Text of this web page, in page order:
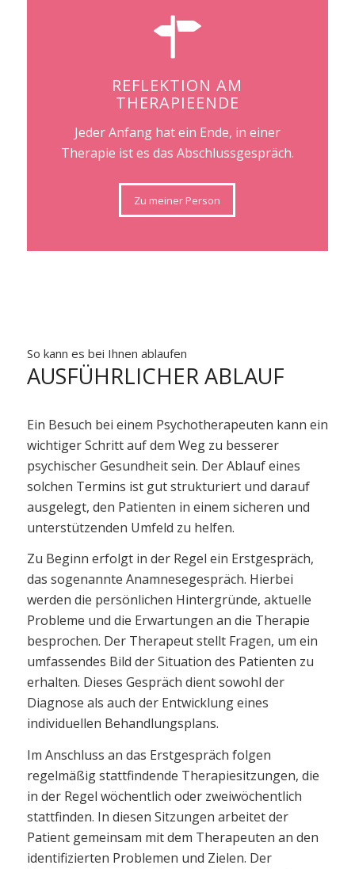
REFLEKTION AM
THERAPIEENDE
Jeder Anfang hat ein Ende, in einer
Therapie ist es das Abschlussgespräch.
Zu meiner Person
So kann es bei Ihnen ablaufen
AUSFÜHRLICHER ABLAUF
Ein Besuch bei einem Psychotherapeuten kann ein
wichtiger Schritt auf dem Weg zu besserer
psychischer Gesundheit sein. Der Ablauf eines
solchen Termins ist gut strukturiert und darauf
ausgelegt, den Patienten in einem sicheren und
unterstützenden Umfeld zu helfen.
Zu Beginn erfolgt in der Regel ein Erstgespräch,
das sogenannte Anamnesegespräch. Hierbei
werden die persönlichen Hintergründe, aktuelle
Probleme und die Erwartungen an die Therapie
besprochen. Der Therapeut stellt Fragen, um ein
umfassendes Bild der Situation des Patienten zu
erhalten. Dieses Gespräch dient sowohl der
Diagnose als auch der Entwicklung eines
individuellen Behandlungsplans.
Im Anschluss an das Erstgespräch folgen
regelmäßig stattfindende Therapiesitzungen, die
in der Regel wöchentlich oder zweiwöchentlich
stattfinden. In diesen Sitzungen arbeitet der
Patient gemeinsam mit dem Therapeuten an den
identifizierten Problemen und Zielen. Der